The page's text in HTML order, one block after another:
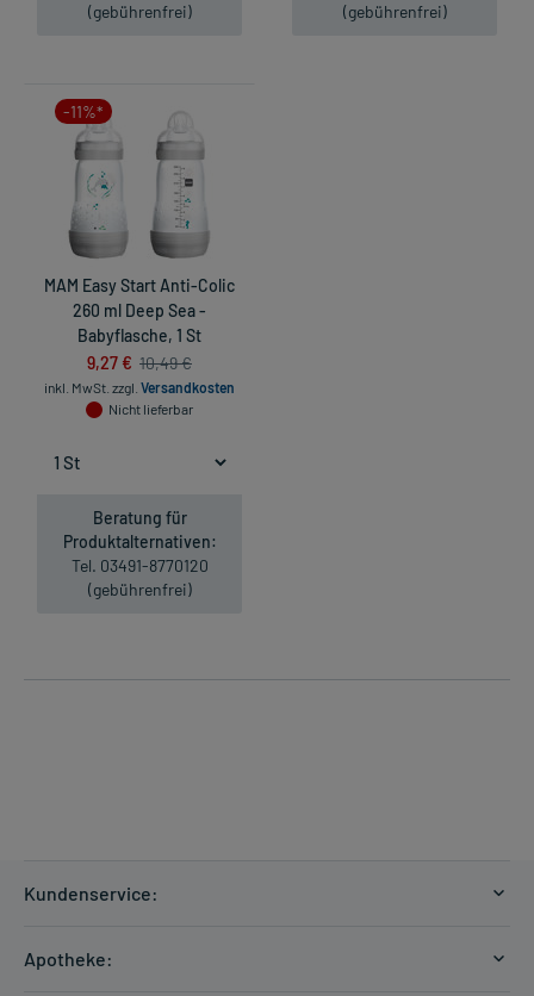
(gebührenfrei)
(gebührenfrei)
-11%*
MAM Easy Start Anti-Colic
260 ml Deep Sea -
Babyflasche, 1 St
9,27 € 10,49 €
inkl. MwSt. zzgl. Versandkosten
Nicht lieferbar
Beratung für
Produktalternativen:
Tel. 03491-8770120
(gebührenfrei)
Kundenservice:
Zahlungsarten
Apotheke: